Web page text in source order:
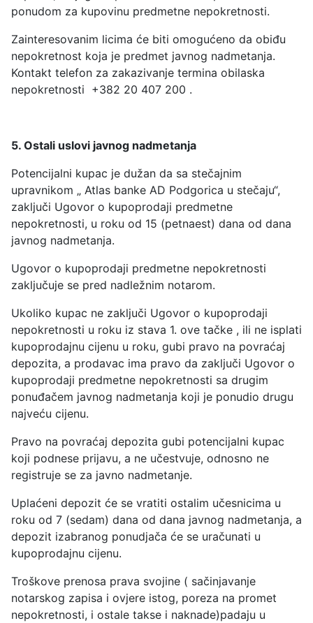
ponudom za kupovinu predmetne nepokretnosti.
Zainteresovanim licima će biti omogućeno da obiđu
nepokretnost koja je predmet javnog nadmetanja.
Kontakt telefon za zakazivanje termina obilaska
nepokretnosti +382 20 407 200 .
5. Ostali uslovi javnog nadmetanja
Potencijalni kupac je dužan da sa stečajnim
upravnikom „ Atlas banke AD Podgorica u stečaju“,
zaključi Ugovor o kupoprodaji predmetne
nepokretnosti, u roku od 15 (petnaest) dana od dana
javnog nadmetanja.
Ugovor o kupoprodaji predmetne nepokretnosti
zaključuje se pred nadležnim notarom.
Ukoliko kupac ne zaključi Ugovor o kupoprodaji
nepokretnosti u roku iz stava 1. ove tačke , ili ne isplati
kupoprodajnu cijenu u roku, gubi pravo na povraćaj
depozita, a prodavac ima pravo da zaključi Ugovor o
kupoprodaji predmetne nepokretnosti sa drugim
ponuđačem javnog nadmetanja koji je ponudio drugu
najveću cijenu.
Pravo na povraćaj depozita gubi potencijalni kupac
koji podnese prijavu, a ne učestvuje, odnosno ne
registruje se za javno nadmetanje.
Uplaćeni depozit će se vratiti ostalim učesnicima u
roku od 7 (sedam) dana od dana javnog nadmetanja, a
depozit izabranog ponudjača će se uračunati u
kupoprodajnu cijenu.
Troškove prenosa prava svojine ( sačinjavanje
notarskog zapisa i ovjere istog, poreza na promet
nepokretnosti, i ostale takse i naknade)padaju u